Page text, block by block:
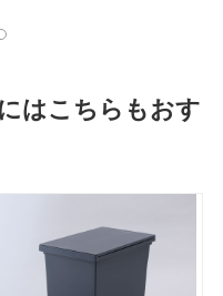
はこちらもおす